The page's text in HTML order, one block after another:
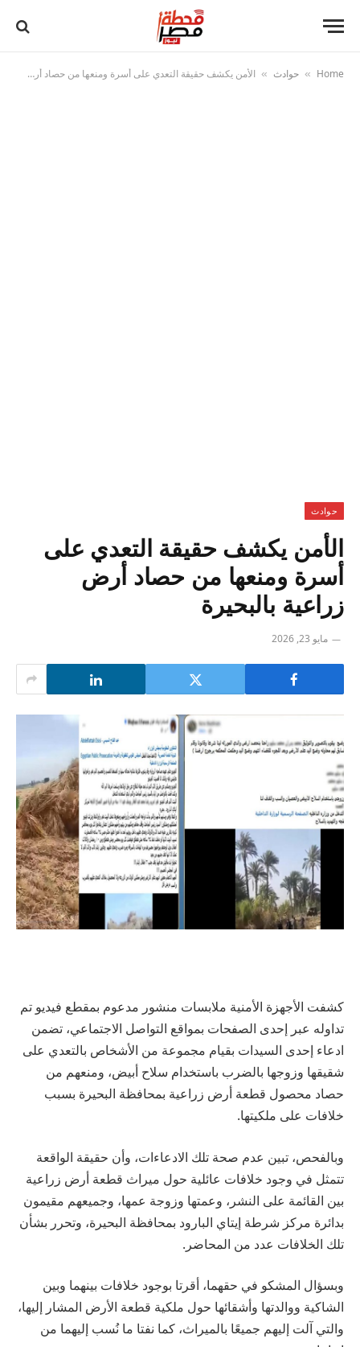
Home
» حوادث » الأمن يكشف حقيقة التعدي على أسرة ومنعها من حصاد أرض زراعية بالبحيرة
حوادث
الأمن يكشف حقيقة التعدي على
أسرة ومنعها من حصاد أرض
زراعية بالبحيرة
مايو 23, 2026
كشفت الأجهزة الأمنية ملابسات منشور مدعوم بمقطع فيديو تم
تداوله عبر إحدى الصفحات بمواقع التواصل الاجتماعي، تضمن
ادعاء إحدى السيدات بقيام مجموعة من الأشخاص بالتعدي على
شقيقها وزوجها بالضرب باستخدام سلاح أبيض، ومنعهم من
حصاد محصول قطعة أرض زراعية بمحافظة البحيرة بسبب
خلافات على ملكيتها.
وبالفحص، تبين عدم صحة تلك الادعاءات، وأن حقيقة الواقعة
تتمثل في وجود خلافات عائلية حول ميراث قطعة أرض زراعية
بين القائمة على النشر، وعمتها وزوجة عمها، وجميعهم مقيمون
بدائرة مركز شرطة إيتاي البارود بمحافظة البحيرة، وتحرر بشأن
تلك الخلافات عدد من المحاضر.
وبسؤال المشكو في حقهما، أقرتا بوجود خلافات بينهما وبين
الشاكية ووالدتها وأشقائها حول ملكية قطعة الأرض المشار إليها،
والتي آلت إليهم جميعًا بالميراث، كما نفتا ما نُسب إليهما من